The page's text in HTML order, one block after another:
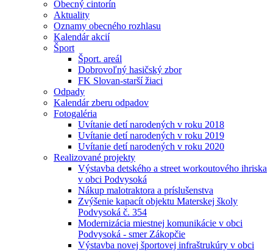
Obecný cintorín
Aktuality
Oznamy obecného rozhlasu
Kalendár akcií
Šport
Šport. areál
Dobrovoľný hasičský zbor
FK Slovan-starší žiaci
Odpady
Kalendár zberu odpadov
Fotogaléria
Uvítanie detí narodených v roku 2018
Uvítanie detí narodených v roku 2019
Uvítanie detí narodených v roku 2020
Realizované projekty
Výstavba detského a street workoutového ihriska
v obci Podvysoká
Nákup malotraktora a príslušenstva
Zvýšenie kapacít objektu Materskej školy
Podvysoká č. 354
Modernizácia miestnej komunikácie v obci
Podvysoká - smer Zákopčie
Výstavba novej športovej infraštrukúry v obci